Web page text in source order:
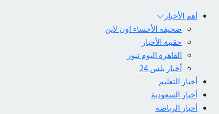
أهم الأخبار
صحيفة الأحساء اون لاين
حقيبة الأخبار
القاهرة اليوم نيوز
أخبار بلس 24
أخبار التعليم
أخبار السعودية
أخبار الرياضة